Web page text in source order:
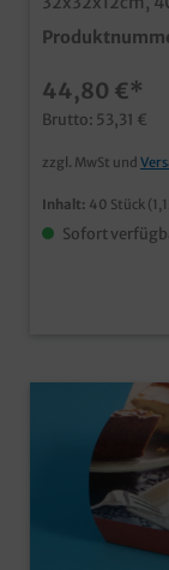
stabiler
Zweiteilung aus
Konditoreibedarf für Großverbraucher auch
bedruckbar,
44,80 €*
Brutto: 53,31 €
zzgl. MwSt und
Inhalt: 40 Stück
Sofort